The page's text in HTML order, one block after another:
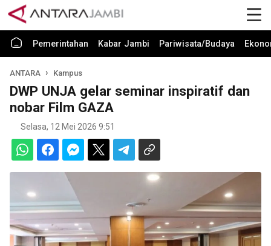
Pemerintahan Kabar Jambi Pariwisata/Budaya
ANTARA Kampus
DWP UNJA gelar seminar inspiratif dan
nobar Film GAZA
Selasa, 12 Mei 2026 9:51